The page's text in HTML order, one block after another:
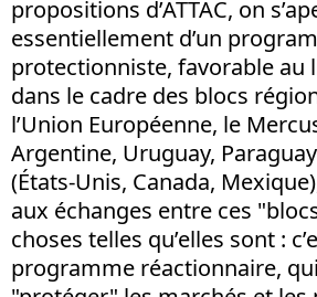
propositions d’ATTAC, on
essentiellement d’un
protectionniste, favorable au
dans le cadre des blocs
l’Union Européenne, le
Argentine, Uruguay,
(États-Unis, Canada,
aux échanges entre ces
choses telles qu’elles sont :
programme réactionnaire,